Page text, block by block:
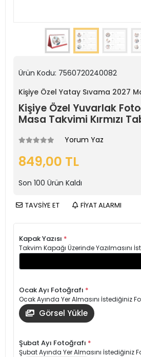
Ürün Kodu: 7560720240082
Kişiye Özel Yatay Sıvama 2027
Kişiye Özel Yuvarlak
Masa Takvimi Kırmızı
Yorum Yaz
849,00 TL
Son 100 Ürün Kaldı
TAVSİYE ET FİYAT ALARMI
Kapak Yazısı *
Takvim Kapağı Üzerinde Yazılmasını
Ocak Ayı Fotoğrafı *
Ocak Ayında Yer Almasını İstediğiniz
Görsel Yükle
Şubat Ayı Fotoğrafı *
Şubat Ayında Yer Almasını İstediğiniz